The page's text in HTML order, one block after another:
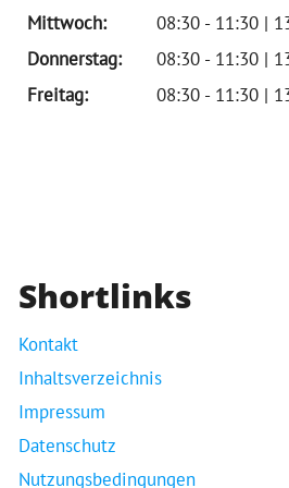
Mittwoch:
08:30 - 11:30 |
Donnerstag:
08:30 - 11:30 |
Freitag:
08:30 - 11:30 |
Shortlinks
Kontakt
Inhaltsverzeichnis
Impressum
Datenschutz
Nutzungsbedingungen